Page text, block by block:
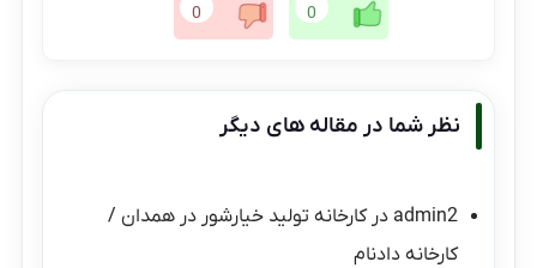
0
0
نظر شما در مقاله های دیگر
admin2 درکارخانه تولید خیارشور در همدان /
کارخانه دادنام